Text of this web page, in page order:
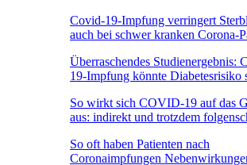
Covid-19-Impfung verringert
auch bei schwer kranken Corona-
Überraschendes Studienergebnis:
19-Impfung könnte Diabetesrisiko
So wirkt sich COVID-19 auf das
aus: indirekt und trotzdem
So oft haben Patienten nach
Coronaimpfungen